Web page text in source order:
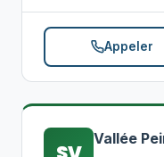
Appeler
Vallée